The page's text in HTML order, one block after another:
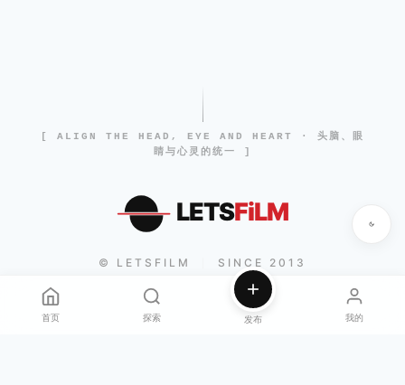
[ ALIGN THE HEAD, EYE AND HEART · 头脑、眼
睛与心灵的统一 ]
LETSFiLM
© LETSFILM SINCE 2013
首页 探索 发布 我的